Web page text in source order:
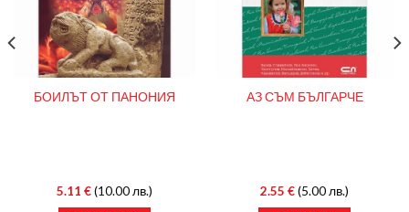
БОИЛЪТ ОТ ПАНОНИЯ
5.11 €(10.00 лв.)
АЗ СЪМ БЪЛГАРЧЕ
2.55 €(5.00 лв.)